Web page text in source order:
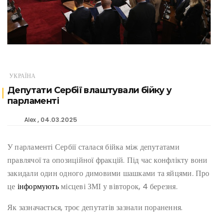
УКРАЇНА
Депутати Сербії влаштували бійку у
парламенті
Alex 04.03.2025
У парламенті Сербії сталася бійка між депутатами
правлячої та опозиційної фракцій. Під час конфлікту вони
закидали один одного димовими шашками та яйцями. Про
це інформуютьмісцеві ЗМІ у вівторок, 4 березня.
Як зазначається, троє депутатів зазнали поранення.